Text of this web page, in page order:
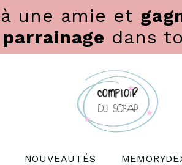
à une amie et
parrainage dans
NOUVEAUTÉS